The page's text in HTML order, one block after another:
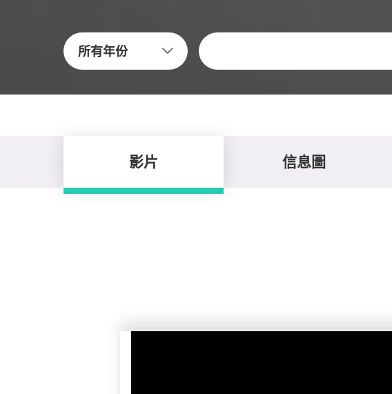
所有年份
關鍵字
影片 信息圖